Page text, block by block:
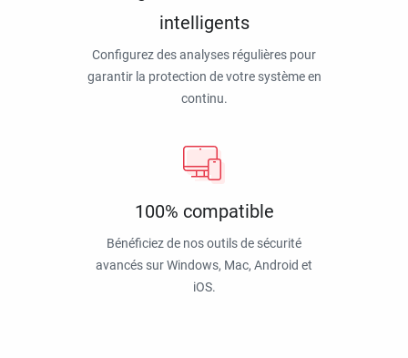
intelligents
Configurez des analyses régulières pour
garantir la protection de votre système en
continu.
100% compatible
Bénéficiez de nos outils de sécurité
avancés sur Windows, Mac, Android et
iOS.